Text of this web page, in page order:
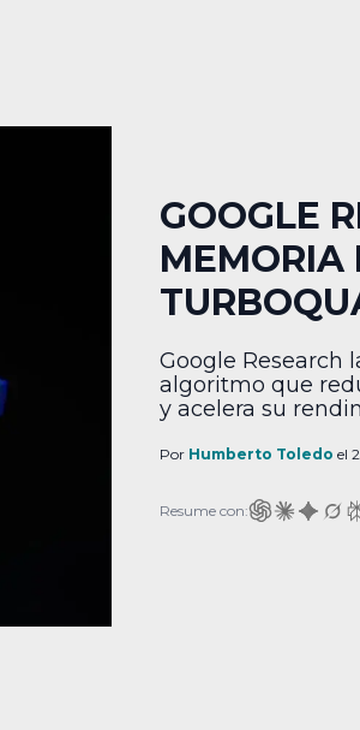
GOOGLE
MEMORIA
Google Research
algoritmo que
y acelera su
Por Humberto Toledo el
Resume con: